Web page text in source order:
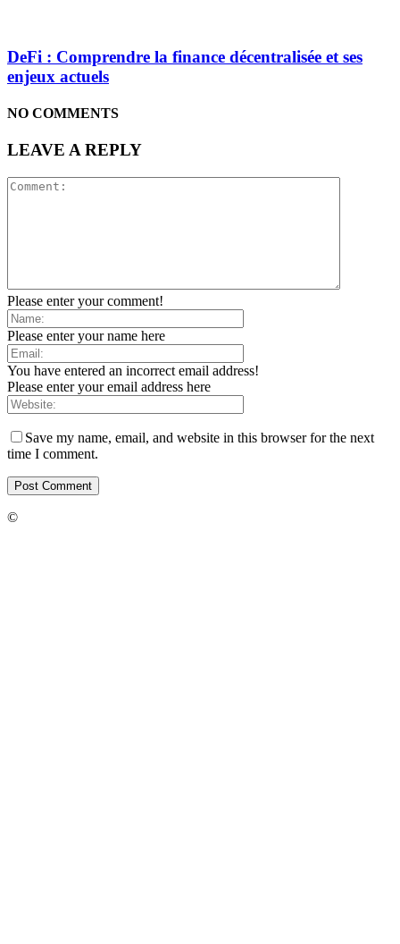
DeFi : Comprendre la finance décentralisée et ses
enjeux actuels
NO COMMENTS
LEAVE A REPLY
Please enter your comment!
Please enter your name here
You have entered an incorrect email address!
Please enter your email address here
Save my name, email, and website in this browser for the next
time I comment.
©